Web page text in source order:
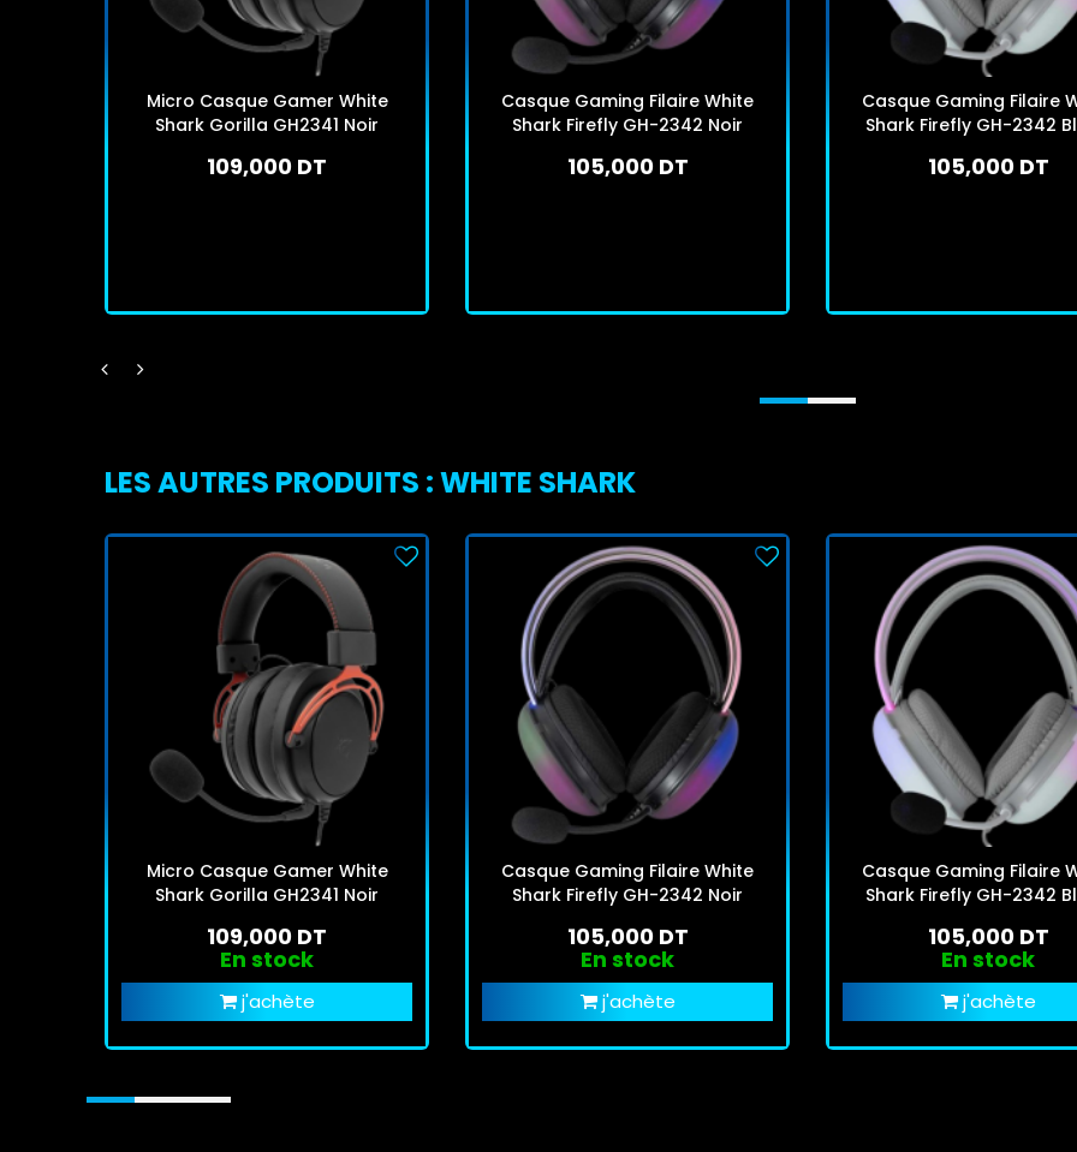
Micro Casque Gamer White
Shark Gorilla GH2341 Noir
109,000 DT
Casque Gaming Filaire White
Shark Firefly GH-2342 Noir
105,000 DT
Casque Gaming Filaire
Shark Firefly GH-2342
105,000 DT
LES AUTRES PRODUITS : WHITE SHARK
Micro Casque Gamer White
Shark Gorilla GH2341 Noir
109,000 DT
En stock
j'achète
Casque Gaming Filaire White
Shark Firefly GH-2342 Noir
105,000 DT
En stock
j'achète
Casque Gaming Filaire
Shark Firefly GH-2342
105,000 DT
En stock
j'achète